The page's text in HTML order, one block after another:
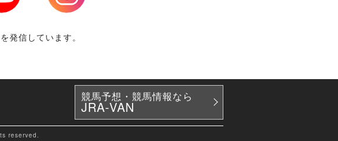
Instagram
発信しています。
競馬予想・競馬情報なら
JRA-VAN
reserved.